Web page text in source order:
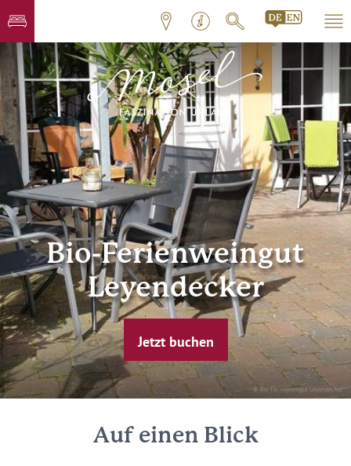
© Bio-Ferienweingut Leyendecker
Bio-Ferienweingut
Leyendecker
Jetzt buchen
Auf einen Blick